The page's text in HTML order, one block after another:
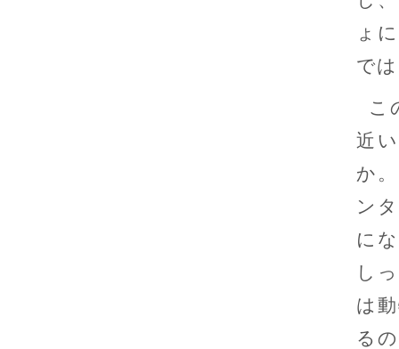
ょ
で
こ
近
か
ン
に
し
は
る